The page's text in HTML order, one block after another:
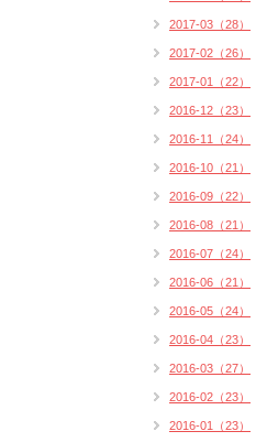
2017-03（28）
2017-02（26）
2017-01（22）
2016-12（23）
2016-11（24）
2016-10（21）
2016-09（22）
2016-08（21）
2016-07（24）
2016-06（21）
2016-05（24）
2016-04（23）
2016-03（27）
2016-02（23）
2016-01（23）